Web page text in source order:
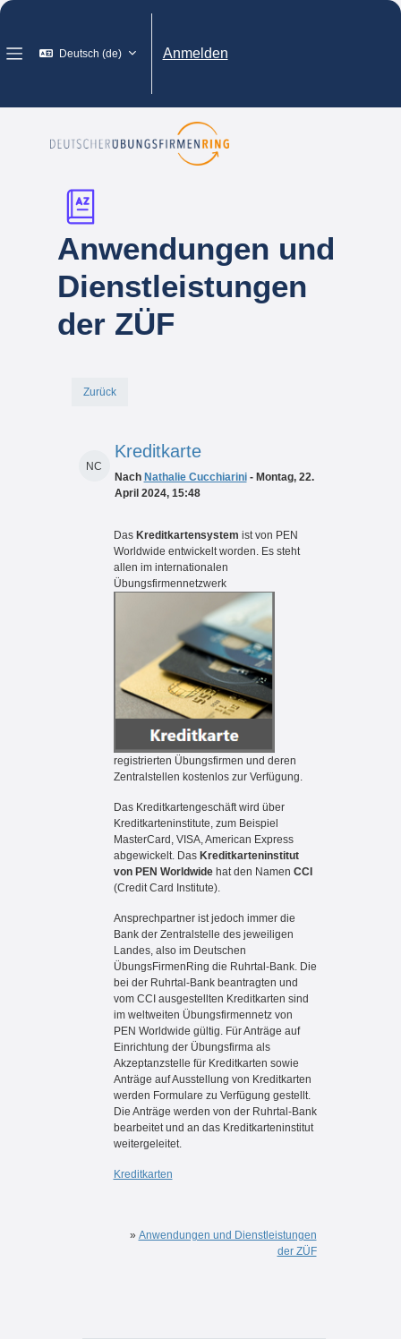
Zum Hauptinhalt
Deutsch ‎(de)‎ Anmelden
Anwendungen und
Dienstleistungen
der ZÜF
Zurück
NC
Kreditkarte
Nach Nathalie Cucchiarini- Montag, 22.
April 2024, 15:48
Das Kreditkartensystem ist von PEN
Worldwide entwickelt worden. Es steht
allen im internationalen
Übungsfirmennetzwerk
registrierten Übungsfirmen und deren
Zentralstellen kostenlos zur Verfügung.
Das Kreditkartengeschäft wird über
Kreditkarteninstitute, zum Beispiel
MasterCard, VISA, American Express
abgewickelt. Das Kreditkarteninstitut
von PEN Worldwide hat den Namen CCI
(Credit Card Institute).
Ansprechpartner ist jedoch immer die
Bank der Zentralstelle des jeweiligen
Landes, also im Deutschen
ÜbungsFirmenRing die Ruhrtal-Bank. Die
bei der Ruhrtal-Bank beantragten und
vom CCI ausgestellten Kreditkarten sind
im weltweiten Übungsfirmennetz von
PEN Worldwide gültig. Für Anträge auf
Einrichtung der Übungsfirma als
Akzeptanzstelle für Kreditkarten sowie
Anträge auf Ausstellung von Kreditkarten
werden Formulare zu Verfügung gestellt.
Die Anträge werden von der Ruhrtal-Bank
bearbeitet und an das Kreditkarteninstitut
weitergeleitet.
Kreditkarten
» Anwendungen und Dienstleistungen
der ZÜF